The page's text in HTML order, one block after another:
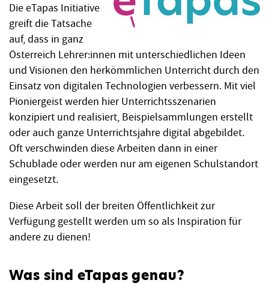
Die eTapas Initiative
greift die Tatsache
auf, dass in ganz
Österreich Lehrer:innen mit unterschiedlichen Ideen
und Visionen den herkömmlichen Unterricht durch den
Einsatz von digitalen Technologien verbessern. Mit viel
Pioniergeist werden hier Unterrichtsszenarien
konzipiert und realisiert, Beispielsammlungen erstellt
oder auch ganze Unterrichtsjahre digital abgebildet.
Oft verschwinden diese Arbeiten dann in einer
Schublade oder werden nur am eigenen Schulstandort
eingesetzt.
Diese Arbeit soll der breiten Öffentlichkeit zur
Verfügung gestellt werden um so als Inspiration für
andere zu dienen!
Was sind eTapas genau?